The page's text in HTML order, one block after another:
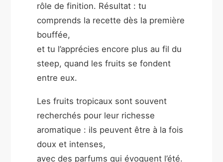
rôle de finition. Résultat : tu
comprends la recette dès la première
bouffée,
et tu l’apprécies encore plus au fil du
steep, quand les fruits se fondent
entre eux.
Les fruits tropicaux sont souvent
recherchés pour leur richesse
aromatique : ils peuvent être à la fois
doux et intenses,
avec des parfums qui évoquent l’été.